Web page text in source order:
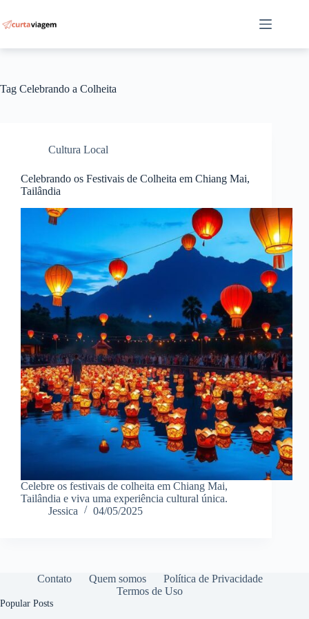
para
o
Tag Celebrando a Colheita
Cultura Local
Celebrando os Festivais de Colheita em Chiang Mai,
Tailândia
Celebre os festivais de colheita em Chiang Mai,
Tailândia e viva uma experiência cultural única.
Jessica
04/05/2025
Contato Quem somos
Política de Privacidade
Termos de Uso
Popular Posts